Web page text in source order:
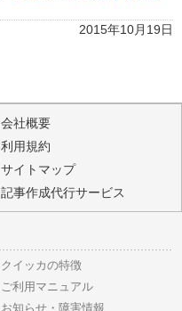
2015年10月19日
会社概要
利用規約
サイトマップ
記事作成代行サービス
クイッカの特徴
ご利用マニュアル
お知らせ・障害情報